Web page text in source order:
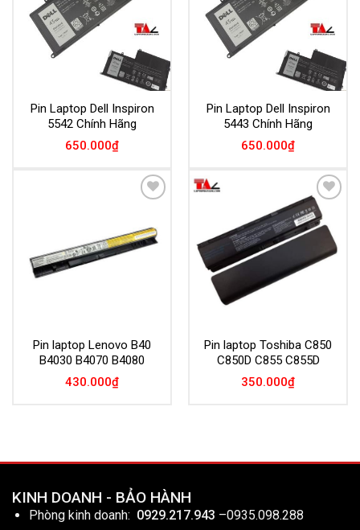
Pin Laptop Dell Inspiron
5542 Chính Hãng
650.000₫
Pin Laptop Dell Inspiron
5443 Chính Hãng
650.000₫
Pin laptop Lenovo B40
B4030 B4070 B4080
430.000₫
Add to
Wishlist
Pin laptop Toshiba C850
C850D C855 C855D
350.000₫
KINH DOANH - BẢO HÀNH
Phòng kinh doanh: 0929.217.943 –0935.098.288